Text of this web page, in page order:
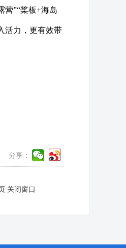
营”“桨板+海岛
活力，更有效带
分享：
关闭窗口